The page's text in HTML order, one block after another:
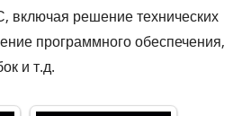
включая решение технических
программного обеспечения,
и т.д.